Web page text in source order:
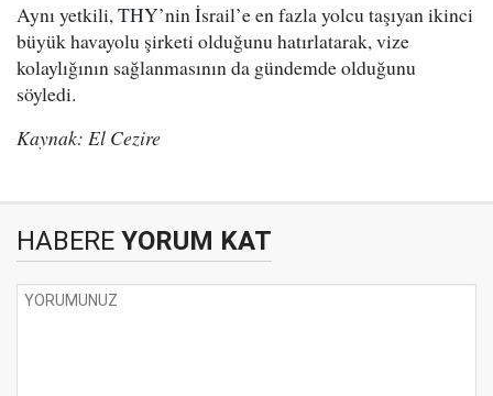
Aynı yetkili, THY’nin İsrail’e en fazla yolcu taşıyan ikinci
büyük havayolu şirketi olduğunu hatırlatarak, vize
kolaylığının sağlanmasının da gündemde olduğunu
söyledi.
Kaynak: El Cezire
HABERE YORUM KAT